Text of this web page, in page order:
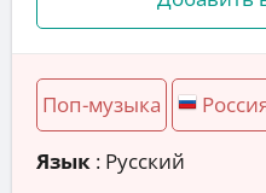
Поп-музыка
Язык : Русский